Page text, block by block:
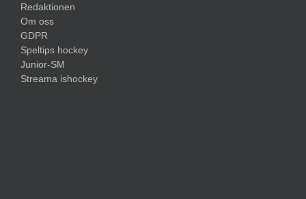
Redaktionen
Om oss
GDPR
Speltips hockey
Junior-SM
Streama ishockey